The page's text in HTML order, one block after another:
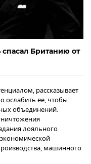
Британию от
рассказывает
ослабить ее, чтобы
объединений.
лояльного
машинного